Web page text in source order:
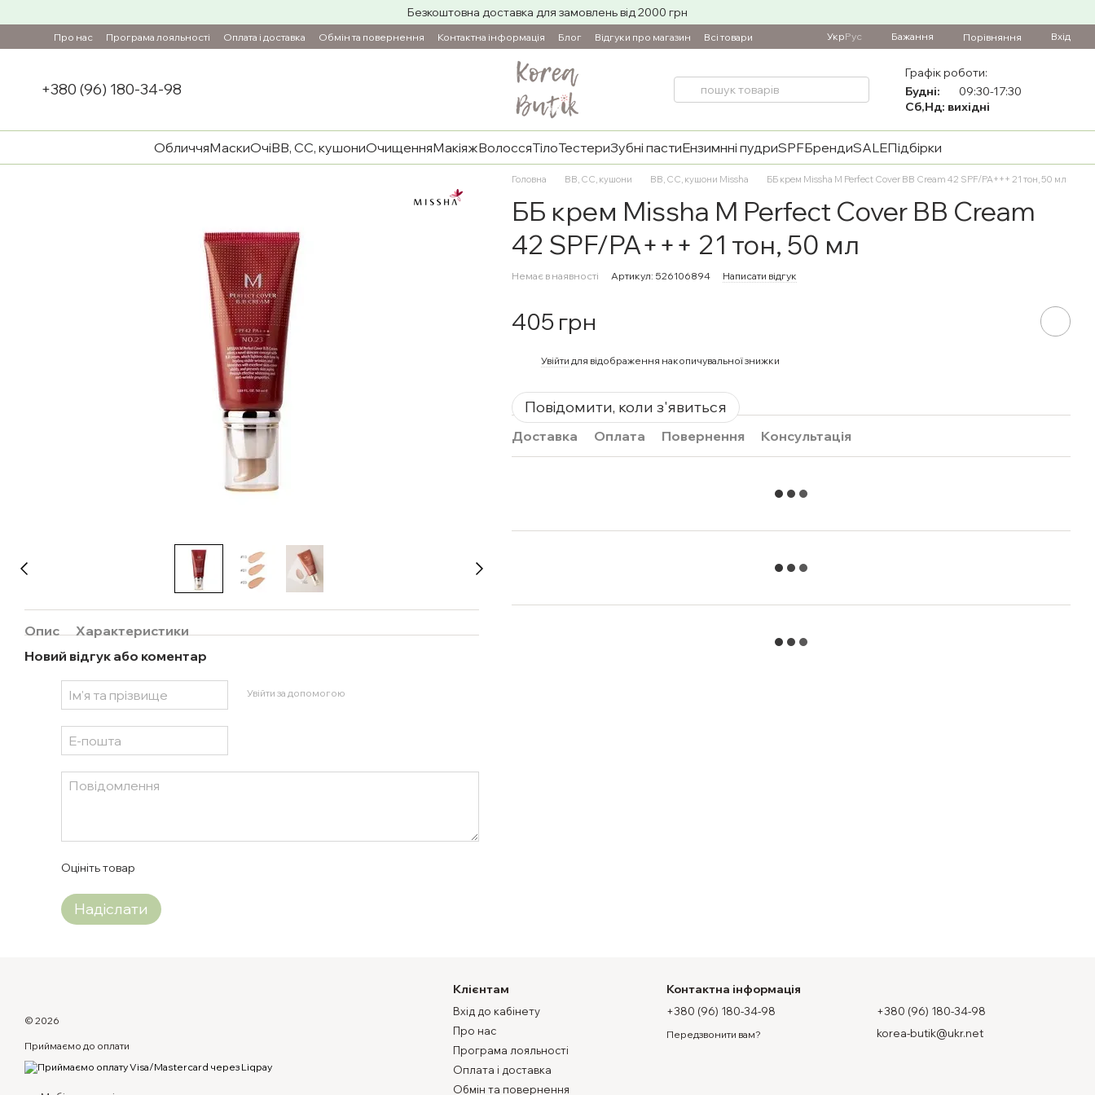
Безкоштовна доставка для замовлень від 2000 грн
Про нас Програма лояльності Оплата і доставка Обмін та повернення Контактна інформація Блог Відгуки про магазин Всі товари УкрРус Бажання Порівняння Вхід
+380 (96) 180-34-98
Графік роботи:
Будні:
09:30-17:30
Сб,Нд: вихідні
ОбличчяМаскиОчіBB, CC, кушониОчищенняМакіяжВолоссяТілоТестериЗубні пастиЕнзимнні пудриSPFБрендиSALEПідбірки
Опис
Характеристики
Новий відгук або коментар
Увійти за допомогою
Оцініть товар
Надіслати
Головна BB, CC, кушони BB, CC, кушони Missha ББ крем Missha M Perfect Cover BB Cream 42 SPF/PA+++ 21 тон, 50 мл
ББ крем Missha M Perfect Cover BB Cream
42 SPF/PA+++ 21 тон, 50 мл
Немає в наявності Артикул: 526106894 Написати відгук
405 грн
Увійти для відображення накопичувальної знижки
Повідомити, коли з'явиться
Доставка Оплата Повернення Консультація
© 2026
Приймаємо до оплати
Клієнтам
Вхід до кабінету
Про нас
Програма лояльності
Оплата і доставка
Обмін та повернення
Контактна інформація
+380 (96) 180-34-98
Передзвонити вам?
+380 (96) 180-34-98
korea-butik@ukr.net